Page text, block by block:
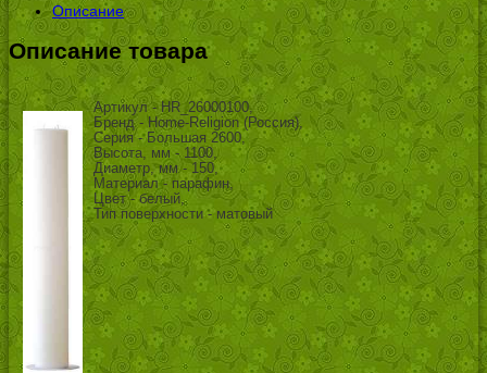
Описание
Описание товара
Артикул - HR_26000100,
Бренд - Home-Religion (Россия),
Серия - Большая 2600,
Высота, мм - 1100,
Диаметр, мм - 150,
Материал - парафин,
Цвет - белый,
Тип поверхности - матовый